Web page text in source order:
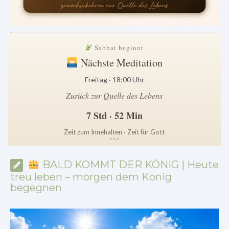
.
Sabbat beginnt
Nächste Meditation
Freitag · 18:00 Uhr
Zurück zur Quelle des Lebens
7 Std · 52 Min
Zeit zum Innehalten · Zeit für Gott
***
BALD KOMMT DER KÖNIG | Heute
treu leben – morgen dem König
begegnen